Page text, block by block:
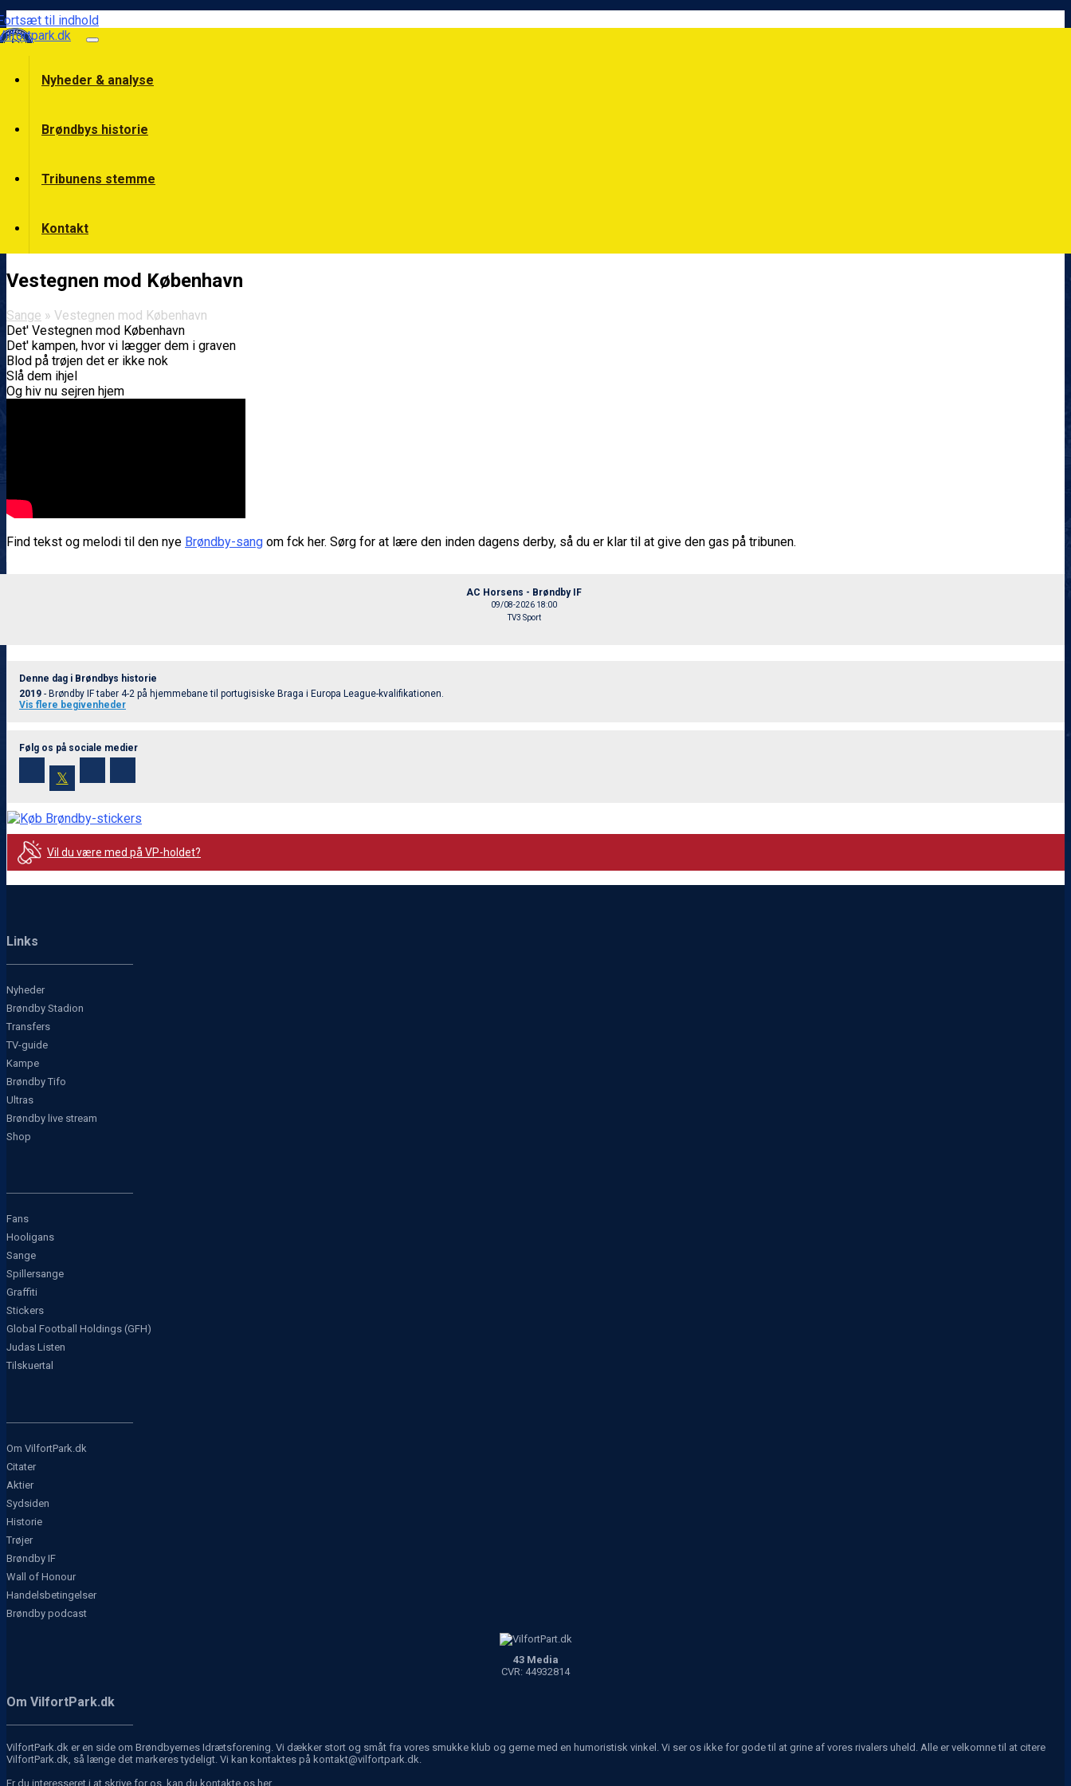
til indhold
Nyheder & analyse
Brøndbys historie
Tribunens stemme
Kontakt
Vestegnen mod København
Sange » Vestegnen mod København
Det' Vestegnen mod København
Det' kampen, hvor vi lægger dem i graven
Blod på trøjen det er ikke nok
Slå dem ihjel
Og hiv nu sejren hjem
Find tekst og melodi til den nye Brøndby-sang om fck her. Sørg for at lære den inden dagens derby, så du er klar til at give den gas på tribunen.
AC Horsens - Brøndby IF
09/08-2026 18:00
TV3 Sport
Denne dag i Brøndbys historie
2019 - Brøndby IF taber 4-2 på hjemmebane til portugisiske Braga i Europa League-kvalifikationen.
Vis flere begivenheder
Følg os på sociale medier
𝕏
Vil du være med på VP-holdet?
Links
Nyheder
Brøndby Stadion
Transfers
TV-guide
Kampe
Brøndby Tifo
Ultras
Brøndby live stream
Shop
Fans
Hooligans
Sange
Spillersange
Graffiti
Stickers
Global Football Holdings (GFH)
Judas Listen
Tilskuertal
Om VilfortPark.dk
Citater
Aktier
Sydsiden
Historie
Trøjer
Brøndby IF
Wall of Honour
Handelsbetingelser
Brøndby podcast
43 Media
CVR: 44932814
Om VilfortPark.dk
VilfortPark.dk er en side om Brøndbyernes Idrætsforening. Vi dækker stort og småt fra vores smukke klub og gerne med en humoristisk vinkel. Vi ser os ikke for gode til at grine af vores rivalers uheld. Alle er velkomne til at citere
VilfortPark.dk, så længe det markeres tydeligt. Vi kan kontaktes på kontakt@vilfortpark.dk.
Er du interesseret i at skrive for os, kan du kontakte os her.